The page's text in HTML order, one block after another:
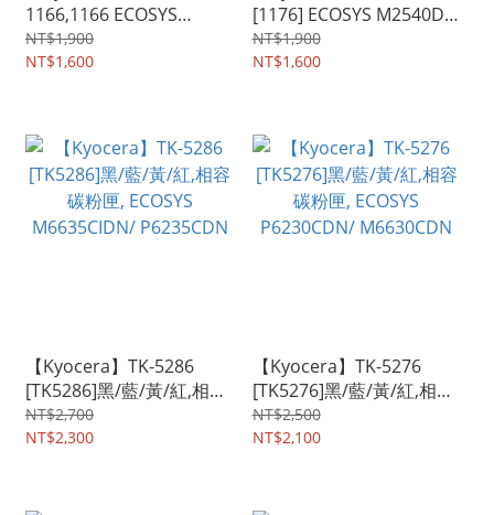
1166,1166 ECOSYS
P2040DN相容碳粉匣
NT$1,900
NT$1,600
[1176] ECOSYS M2540DN
相容碳粉匣
NT$1,900
NT$1,600
【Kyocera】TK-5286
[TK5286]黑/藍/黃/紅,相容
碳粉匣, ECOSYS
M6635CIDN/ P6235CDN
NT$2,700
NT$2,300
【Kyocera】TK-5276
[TK5276]黑/藍/黃/紅,相容
碳粉匣, ECOSYS
P6230CDN/ M6630CDN
NT$2,500
NT$2,100